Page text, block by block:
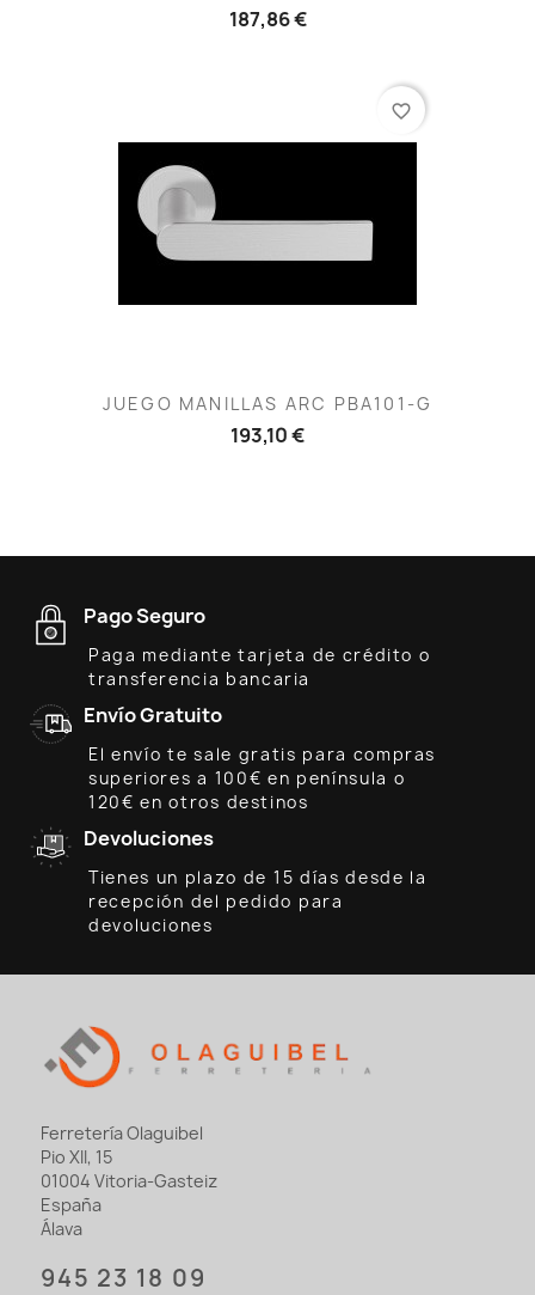
187,86 €
JUEGO MANILLAS ARC PBA101-G
193,10 €
favorite_border
Pago Seguro
Paga mediante tarjeta de crédito o
transferencia bancaria
Envío Gratuito
El envío te sale gratis para compras
superiores a 100€ en península o
120€ en otros destinos
Devoluciones
Tienes un plazo de 15 días desde la
recepción del pedido para
devoluciones
Ferretería Olaguibel
Pio XII, 15
01004 Vitoria-Gasteiz
España
Álava
945 23 18 09